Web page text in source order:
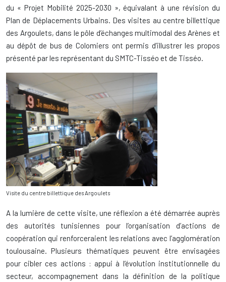
du « Projet Mobilité 2025-2030 », équivalant à une révision du
Plan de Déplacements Urbains. Des visites au centre billettique
des Argoulets, dans le pôle d’échanges multimodal des Arènes et
au dépôt de bus de Colomiers ont permis d’illustrer les propos
présenté par les représentant du SMTC-Tisséo et de Tisséo.
Visite du centre billettique des Argoulets
A la lumière de cette visite, une réflexion a été démarrée auprès
des autorités tunisiennes pour l’organisation d’actions de
coopération qui renforceraient les relations avec l’agglomération
toulousaine. Plusieurs thématiques peuvent être envisagées
pour cibler ces actions : appui à l’évolution institutionnelle du
secteur, accompagnement dans la définition de la politique